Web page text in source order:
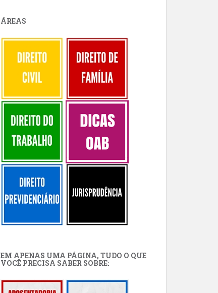
ÁREAS
EM APENAS UMA PÁGINA, TUDO O QUE
VOCÊ PRECISA SABER SOBRE: